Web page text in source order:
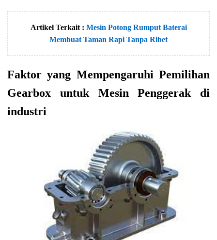
Artikel Terkait : Mesin Potong Rumput Baterai
Membuat Taman Rapi Tanpa Ribet
Faktor yang Mempengaruhi Pemilihan
Gearbox untuk Mesin Penggerak di
industri